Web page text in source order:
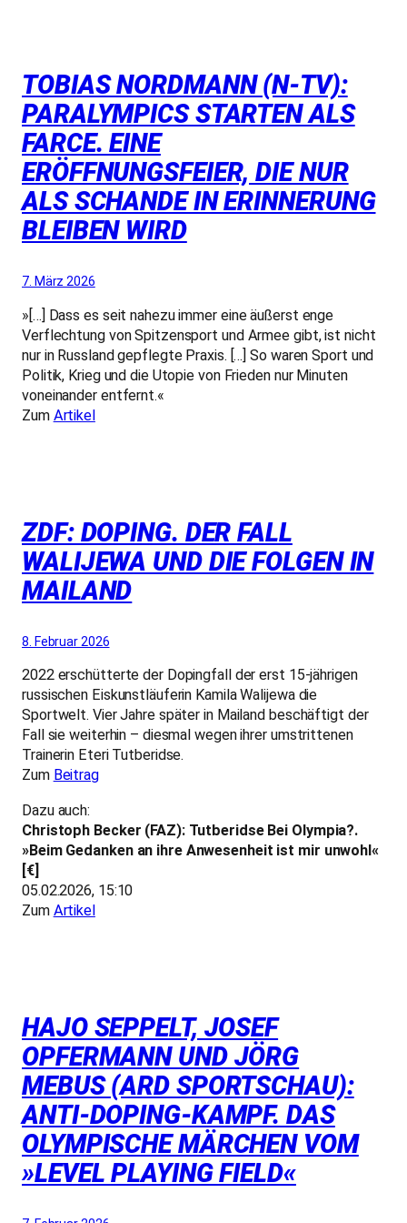
TOBIAS NORDMANN (N-TV):
PARALYMPICS STARTEN ALS
FARCE. EINE
ERÖFFNUNGSFEIER, DIE NUR
ALS SCHANDE IN ERINNERUNG
BLEIBEN WIRD
7. März 2026
»[…] Dass es seit nahezu immer eine äußerst enge
Verflechtung von Spitzensport und Armee gibt, ist nicht
nur in Russland gepflegte Praxis. […] So waren Sport und
Politik, Krieg und die Utopie von Frieden nur Minuten
voneinander entfernt.«
Zum Artikel
ZDF: DOPING. DER FALL
WALIJEWA UND DIE FOLGEN IN
MAILAND
8. Februar 2026
2022 erschütterte der Dopingfall der erst 15-jährigen
russischen Eiskunstläuferin Kamila Walijewa die
Sportwelt. Vier Jahre später in Mailand beschäftigt der
Fall sie weiterhin – diesmal wegen ihrer umstrittenen
Trainerin Eteri Tutberidse.
Zum Beitrag
Dazu auch:
Christoph Becker (FAZ): Tutberidse Bei Olympia?.
»Beim Gedanken an ihre Anwesenheit ist mir unwohl«
[€]
05.02.2026, 15:10
Zum Artikel
HAJO SEPPELT, JOSEF
OPFERMANN UND JÖRG
MEBUS (ARD SPORTSCHAU):
ANTI-DOPING-KAMPF. DAS
OLYMPISCHE MÄRCHEN VOM
»LEVEL PLAYING FIELD«